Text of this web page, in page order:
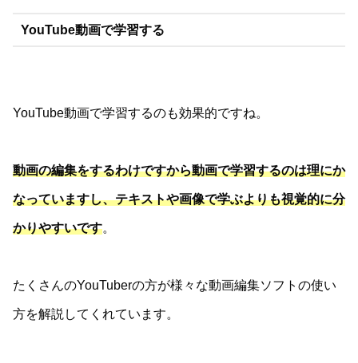
YouTube動画で学習する
YouTube動画で学習するのも効果的ですね。
動画の編集をするわけですから動画で学習するのは理にか
なっていますし、テキストや画像で学ぶよりも視覚的に分
かりやすいです。
たくさんのYouTuberの方が様々な動画編集ソフトの使い
方を解説してくれています。